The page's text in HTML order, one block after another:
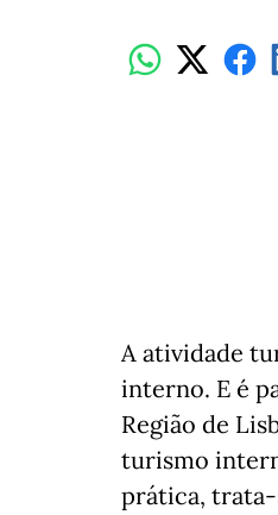
A atividade
interno. E é
Região de
turismo
prática, trata-